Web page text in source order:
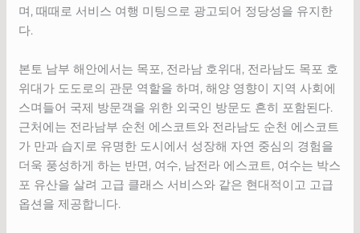
며, 때때로 서비스 여행 미팅으로 광고되어 정당성을 유지한
다.
본토 남부 해안에서는 목포, 전라남 호위대, 전라남도 목포 호
위대가 도도로의 관문 역할을 하며, 해양 영향이 지역 사회에
스며들어 국제 방문객을 위한 외국인 방문도 흔히 포함된다.
근처에는 전라남부 순천 에스코트와 전라남도 순천 에스코트
가 만과 습지로 유명한 도시에서 성장해 자연 중심의 경험을
더욱 풍성하게 하는 반면, 여수, 남전라 에스코트, 여수는 박스
포 유산을 살려 고급 클래스 서비스와 같은 현대적이고 고급
옵션을 제공합니다.